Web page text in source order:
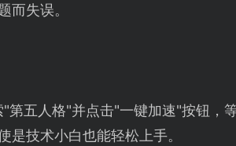
而失误。
第五人格"并点击"一键加速"按钮，
技术小白也能轻松上手。